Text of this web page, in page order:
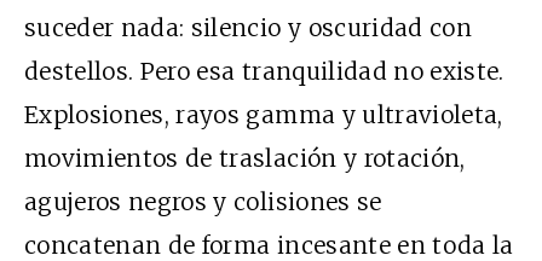
suceder nada: silencio y oscuridad con
destellos. Pero esa tranquilidad no existe.
Explosiones, rayos gamma y ultravioleta,
movimientos de traslación y rotación,
agujeros negros y colisiones se
concatenan de forma incesante en toda la